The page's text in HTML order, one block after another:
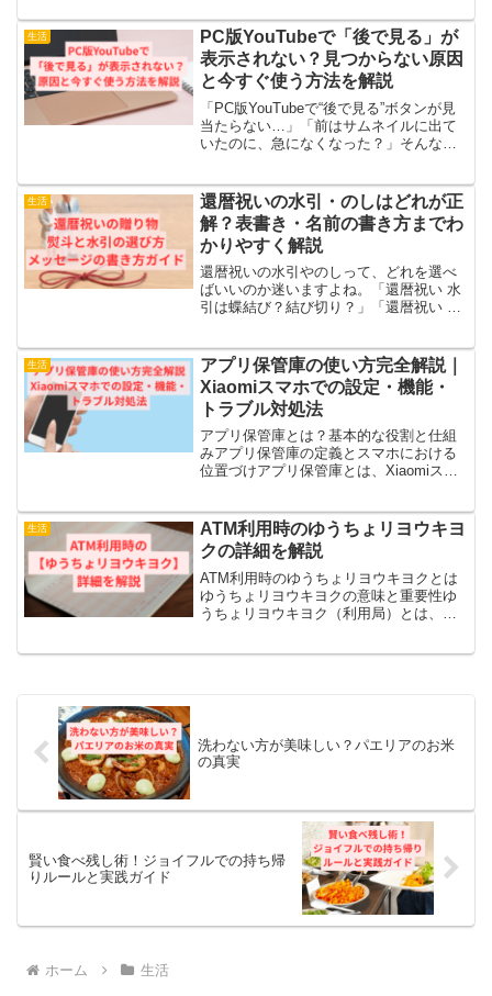
ないように、やさしく丁寧に・右上の
Copilot...
生活
PC版YouTubeで「後で見る」が
表示されない？見つからない原因
と今すぐ使う方法を解説
「PC版YouTubeで“後で見る”ボタンが見
当たらない…」「前はサムネイルに出て
いたのに、急になくなった？」そんなふ
けではありません。表示場所が変わった
可能性が高...
生活
還暦祝いの水引・のしはどれが正
解？表書き・名前の書き方までわ
かりやすく解説
還暦祝いの水引やのしって、どれを選べ
ばいいのか迷いますよね。「還暦祝い 水
引は蝶結び？結び切り？」「還暦祝い の
方も多いはずです。実は、還暦祝いの水
引とのしには“基本の...
生活
アプリ保管庫の使い方完全解説｜
Xiaomiスマホでの設定・機能・
トラブル対処法
アプリ保管庫とは？基本的な役割と仕組
みアプリ保管庫の定義とスマホにおける
位置づけアプリ保管庫とは、Xiaomiスマ
マホの引き出し」のような存在です。例
えば、よく使うアプ...
生活
ATM利用時のゆうちょリヨウキヨ
クの詳細を解説
ATM利用時のゆうちょリヨウキヨクとは
ゆうちょリヨウキヨクの意味と重要性ゆ
うちょリヨウキヨク（利用局）とは、
洗わない方が美味しい？パエリアのお米
の真実
賢い食べ残し術！ジョイフルでの持ち帰
りルールと実践ガイド
ホーム 生活